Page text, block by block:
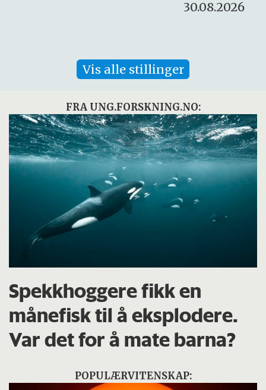
Vis alle stillinger
FRA UNG.FORSKNING.NO:
Spekkhoggere fikk en
månefisk til å eksplodere.
Var det for å mate barna?
POPULÆRVITENSKAP: